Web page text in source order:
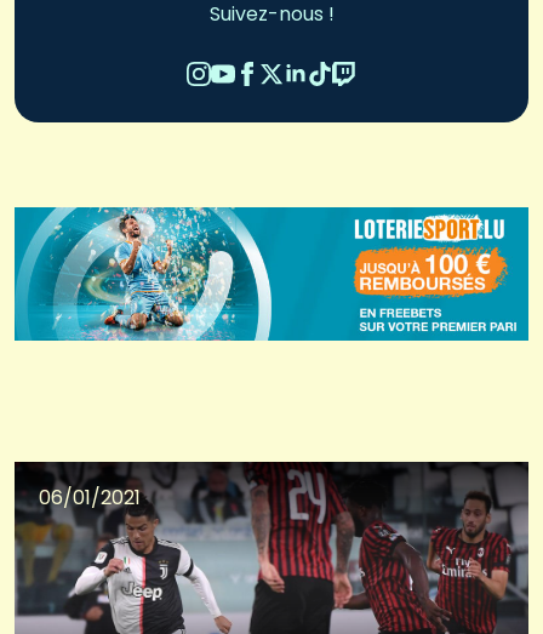
Suivez-nous !
06/01/2021